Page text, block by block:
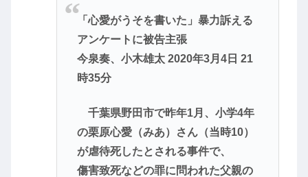
「心愛がうそを書いた」暴力訴える
アンケートに被告主張
今泉奏、小木雄太 2020年3月4日 21
時35分
千葉県野田市で昨年1月、小学4年
の栗原心愛（みあ）さん（当時10）
が虐待死したとされる事件で、
傷害致死などの罪に問われた父親の